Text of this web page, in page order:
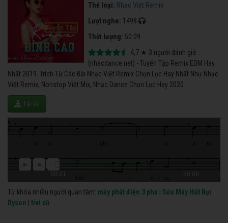
Thể loại: Nhạc Việt Remix
Lượt nghe: 1498
Thời lượng: 50:09
4,7 ★ 3 người đánh giá
(nhacdance.net) - Tuyển Tập Remix EDM Hay
Nhất 2019. Trích Từ Các Bài Nhạc Việt Remix Chọn Lọc Hay Nhất Như Nhạc
Việt Remix, Nonstop Việt Mix, Nhạc Dance Chọn Lọc Hay 2020.
Tải về
00:01 50:09
Từ khóa nhiều người quan tâm: máy phát điện 3 pha
Sửa Máy Hút Bụi
Dyson
tivi cũ